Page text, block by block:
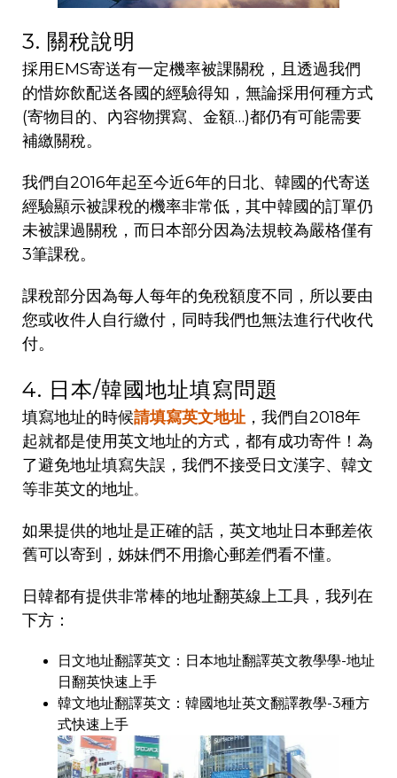
3. 關稅說明
採用EMS寄送有一定機率被課關稅，且透過我們
的惜妳飲配送各國的經驗得知，無論採用何種方式
(寄物目的、 內容物撰寫、金額…)都仍有可能需要
補繳關稅。
我們自2016年起至今近6年的日北、韓國的代寄送
經驗顯示被課稅的機率非常低，其中韓國的訂單仍
未被課過關稅，而日本部分因為法規較為嚴格僅有
3筆課稅。
課稅部分因為每人每年的免稅額度不同，所以要由
您或收件人自行繳付，同時我們也無法進行代收代
付。
4. 日本/韓國地址填寫問題
填寫地址的時候請填寫英文地址，我們自2018年
起就都是使用英文地址的方式，都有成功寄件！為
了避免地址填寫失誤，我們不接受日文漢字、韓文
等非英文的地址。
如果提供的地址是正確的話，英文地址日本郵差依
舊可以寄到，姊妹們不用擔心郵差們看不懂。
日韓都有提供非常棒的地址翻英線上工具，我列在
下方：
日文地址翻譯英文： 日本地址翻譯英文教學學-地址
日翻英快速上手
韓文地址翻譯英文： 韓國地址英文翻譯教學-3種方
式快速上手